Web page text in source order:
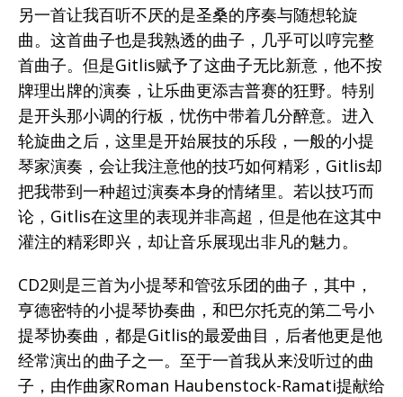
另一首让我百听不厌的是圣桑的序奏与随想轮旋
曲。这首曲子也是我熟透的曲子，几乎可以哼完整
首曲子。但是Gitlis赋予了这曲子无比新意，他不按
牌理出牌的演奏，让乐曲更添吉普赛的狂野。特别
是开头那小调的行板，忧伤中带着几分醉意。进入
轮旋曲之后，这里是开始展技的乐段，一般的小提
琴家演奏，会让我注意他的技巧如何精彩，Gitlis却
把我带到一种超过演奏本身的情绪里。若以技巧而
论，Gitlis在这里的表现并非高超，但是他在这其中
灌注的精彩即兴，却让音乐展现出非凡的魅力。
CD2则是三首为小提琴和管弦乐团的曲子，其中，
亨德密特的小提琴协奏曲，和巴尔托克的第二号小
提琴协奏曲，都是Gitlis的最爱曲目，后者他更是他
经常演出的曲子之一。至于一首我从来没听过的曲
子，由作曲家Roman Haubenstock-Ramati提献给